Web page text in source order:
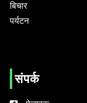
बिचार
पर्यटन
संपर्क